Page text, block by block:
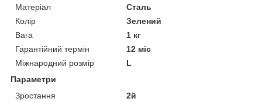
Матеріал
Сталь
Колір
Зелений
Вага
1 кг
Гарантійний термін
12 міс
Міжнародний розмір
L
Параметри
Зростання
2й